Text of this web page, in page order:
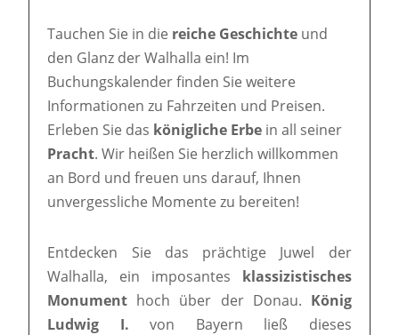
Tauchen Sie in die reiche Geschichte und
den Glanz der Walhalla ein! Im
Buchungskalender finden Sie weitere
Informationen zu Fahrzeiten und Preisen.
Erleben Sie das königliche Erbe in all seiner
Pracht. Wir heißen Sie herzlich willkommen
an Bord und freuen uns darauf, Ihnen
unvergessliche Momente zu bereiten!
Entdecken Sie das prächtige Juwel der
Walhalla, ein imposantes klassizistisches
Monument hoch über der Donau. König
Ludwig I. von Bayern ließ dieses